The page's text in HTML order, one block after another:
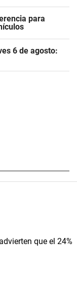
para
6 de agosto: